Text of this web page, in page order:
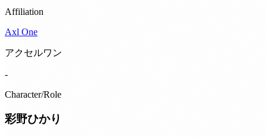
Affiliation
Axl One
アクセルワン
-
Character/Role
彩野ひかり